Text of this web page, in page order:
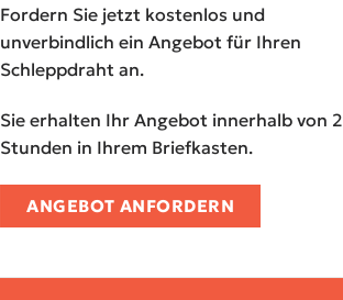
Fordern Sie jetzt kostenlos und
unverbindlich ein Angebot für Ihren
Schleppdraht an.
Sie erhalten Ihr Angebot innerhalb von 2
Stunden in Ihrem Briefkasten.
ANGEBOT ANFORDERN